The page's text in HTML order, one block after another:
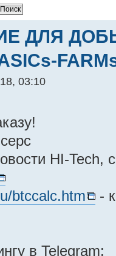
ДЛЯ
03:10
HI-Tech,
btccalc.htm
-
в Telegram: